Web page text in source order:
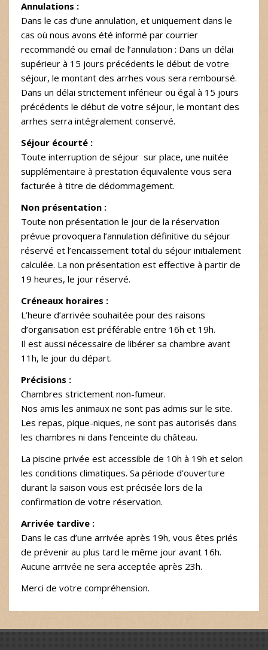
Annulations :
Dans le cas d’une annulation, et uniquement dans le
cas où nous avons été informé par courrier
recommandé ou email de l’annulation : Dans un délai
supérieur à 15 jours précédents le début de votre
séjour, le montant des arrhes vous sera remboursé.
Dans un délai strictement inférieur ou égal à 15 jours
précédents le début de votre séjour, le montant des
arrhes serra intégralement conservé.
Séjour écourté :
Toute interruption de séjour sur place, une nuitée
supplémentaire à prestation équivalente vous sera
facturée à titre de dédommagement.
Non présentation :
Toute non présentation le jour de la réservation
prévue provoquera l’annulation définitive du séjour
réservé et l’encaissement total du séjour initialement
calculée. La non présentation est effective à partir de
19 heures, le jour réservé.
Créneaux horaires :
L’heure d’arrivée souhaitée pour des raisons
d’organisation est préférable entre 16h et 19h.
Il est aussi nécessaire de libérer sa chambre avant
11h, le jour du départ.
Précisions :
Chambres strictement non-fumeur.
Nos amis les animaux ne sont pas admis sur le site.
Les repas, pique-niques, ne sont pas autorisés dans
les chambres ni dans l’enceinte du château.
La piscine privée est accessible de 10h à 19h et selon
les conditions climatiques. Sa période d’ouverture
durant la saison vous est précisée lors de la
confirmation de votre réservation.
Arrivée tardive :
Dans le cas d’une arrivée après 19h, vous êtes priés
de prévenir au plus tard le même jour avant 16h.
Aucune arrivée ne sera acceptée après 23h.
Merci de votre compréhension.